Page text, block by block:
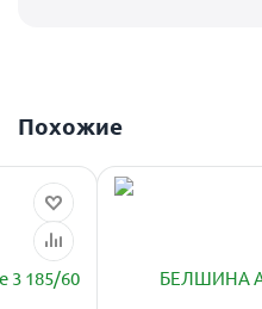
Похожие